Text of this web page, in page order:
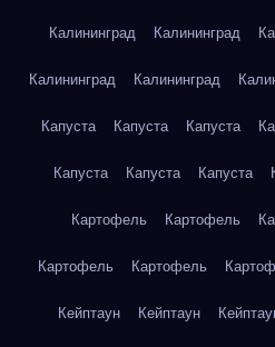
Калининград Калининград
Калининград Калининград
Капуста Капуста Капуста
Капуста Капуста Капуста
Картофель Картофель
Картофель Картофель
Кейптаун Кейптаун